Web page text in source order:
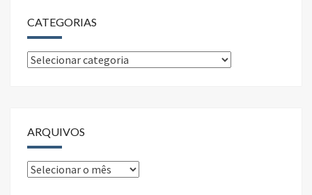
CATEGORIAS
Categorias
ARQUIVOS
Arquivos